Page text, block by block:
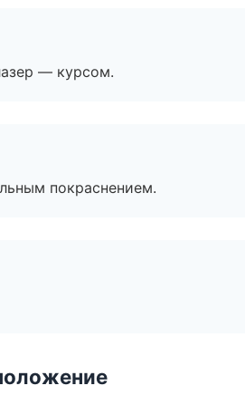
— курсом.
покраснением.